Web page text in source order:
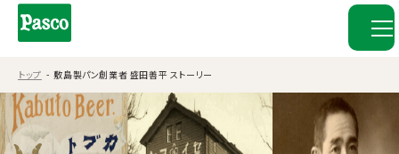
トップ 敷島製パン創業者 盛田善平 ストーリー